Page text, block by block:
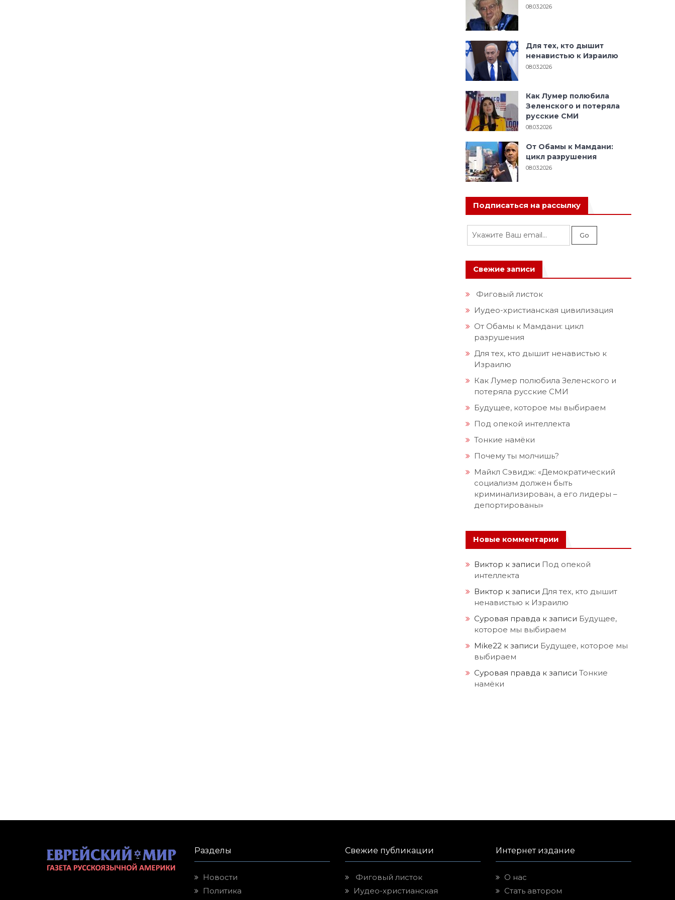
08.03.2026
Для тех, кто дышит
ненавистью к Израилю
08.03.2026
Как Лумер полюбила
Зеленского и потеряла
русские СМИ
08.03.2026
От Обамы к Мамдани:
цикл разрушения
08.03.2026
Подписаться на рассылку
Свежие записи
Фиговый листок
Иудео-христианская цивилизация
От Обамы к Мамдани: цикл
разрушения
Для тех, кто дышит ненавистью к
Израилю
Как Лумер полюбила Зеленского и
потеряла русские СМИ
Будущее, которое мы выбираем
Под опекой интеллекта
Тонкие намёки
Почему ты молчишь?
Майкл Сэвидж: «Демократический
социализм должен быть
криминализирован, а его лидеры –
депортированы»
Новые комментарии
Виктор к записи Под опекой
интеллекта
Виктор к записи Для тех, кто дышит
ненавистью к Израилю
Суровая правда к записи Будущее,
которое мы выбираем
Mike22 к записи Будущее, которое мы
выбираем
Суровая правда к записи Тонкие
намёки
Разделы
Новости
Политика
Свежие публикации
Фиговый листок
Иудео-христианская
Интернет издание
О нас
Стать автором